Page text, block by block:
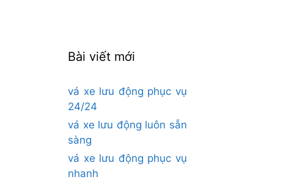
Bài viết mới
vá xe lưu động phục vụ
24/24
vá xe lưu động luôn sẵn
sàng
vá xe lưu động phục vụ
nhanh